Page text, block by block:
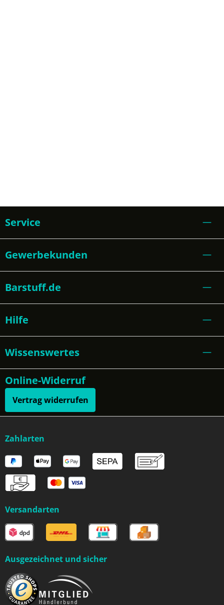
Service
Gewerbekunden
Barstuff.de
Hilfe
Wissenswertes
Online-Widerruf
Vertrag widerrufen
Zahlarten
Versandarten
Ausgezeichnet und sicher